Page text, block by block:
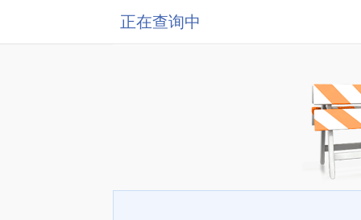
正在查询中